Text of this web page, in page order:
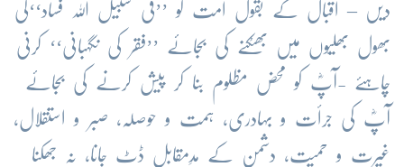
دیں – اقبال کے بقول اُمت کو ’’فی سبیل اللہ فساد‘‘کی
بھول بھلیّوں میں بھٹکنے کی بجائے ’’فقر کی نگہبانی‘‘ کرنی
چاہئے -آپؓ کو محض مظلوم بنا کر پیش کرنے کی بجائے
آپؓ کی جرأت و بہادری، ہمت و حوصلہ، صبر و استقلال،
غیرت و حمیت، دشمن کے مدِمقابل ڈٹ جانا، نہ جھکنا